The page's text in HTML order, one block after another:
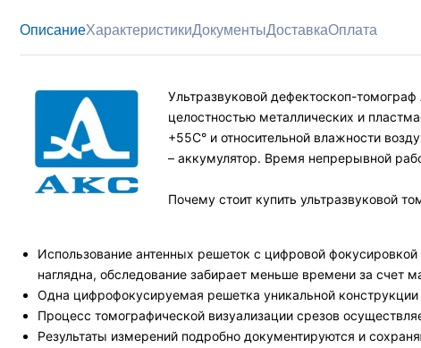
ОписаниеХарактеристикиДокументыДоставкаОплата
Ультразвуковой дефектоскоп-
целостностью металлических и
+55С° и относительной влажности
– аккумулятор. Время непрерывной
Почему стоит купить ультразвуковой
Использование антенных решеток с цифровой
наглядна, обследование забирает меньше времени за счет
Одна цифрофокусируемая решетка уникальной
Процесс томографической визуализации срезов
Результаты измерений подробно документируются и